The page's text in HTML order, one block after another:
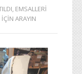
EMSALLERİ
İÇİN ARAYIN